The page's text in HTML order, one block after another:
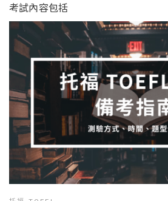
考試內容包括